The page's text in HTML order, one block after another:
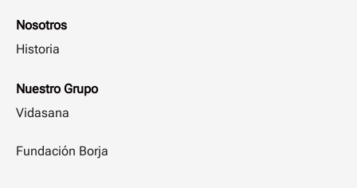
Nosotros
Historia
Nuestro Grupo
Vidasana
Fundación Borja